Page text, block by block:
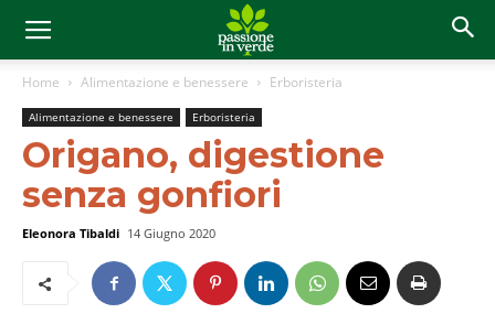
Home Alimentazione e benessere Erboristeria
Alimentazione e benessere Erboristeria
Origano, digestione
senza gonfiori
Eleonora Tibaldi 14 Giugno 2020